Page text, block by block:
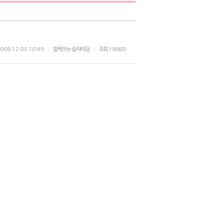
조회 19960
함께쓰는 습작마당
10:49